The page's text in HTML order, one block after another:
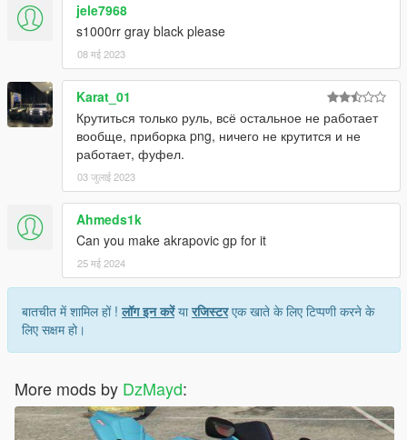
jele7968
s1000rr gray black please
08 मई 2023
Karat_01
Крутиться только руль, всё остальное не работает
вообще, приборка png, ничего не крутится и не
работает, фуфел.
03 जुलाई 2023
Ahmeds1k
Can you make akrapovic gp for it
25 मई 2024
बातचीत में शामिल हों !लॉग इन करेंयारजिस्टरएक खाते के लिए टिप्पणी करने के
लिए सक्षम हो।
More mods by DzMayd: